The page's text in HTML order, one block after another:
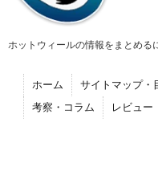
ホットウィールの情報をまとめる
ホーム サイトマップ・
考察・コラム
レビュー